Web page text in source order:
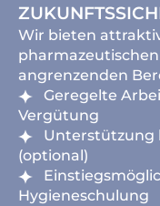
Wir bieten
angrenzenden
Geregelte
Vergütung
Unterstützung
(optional)
Hygieneschulung